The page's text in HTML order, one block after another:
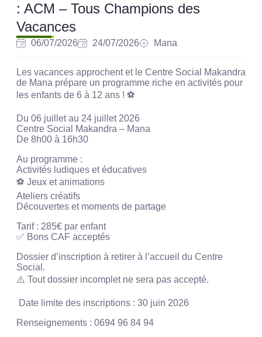
: ACM – Tous Champions des
Vacances
06/07/2026 24/07/2026 Mana
Les vacances approchent et le Centre Social Makandra
de Mana prépare un programme riche en activités pour
les enfants de 6 à 12 ans ! ⚽
Du 06 juillet au 24 juillet 2026
Centre Social Makandra – Mana
De 8h00 à 16h30
Au programme :
Activités ludiques et éducatives
⚽ Jeux et animations
Ateliers créatifs
Découvertes et moments de partage
Tarif : 285€ par enfant
✅ Bons CAF acceptés
Dossier d’inscription à retirer à l’accueil du Centre
Social.
⚠️ Tout dossier incomplet ne sera pas accepté.
️ Date limite des inscriptions : 30 juin 2026
Renseignements : 0694 96 84 94